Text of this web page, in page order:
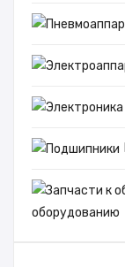
оборудованию